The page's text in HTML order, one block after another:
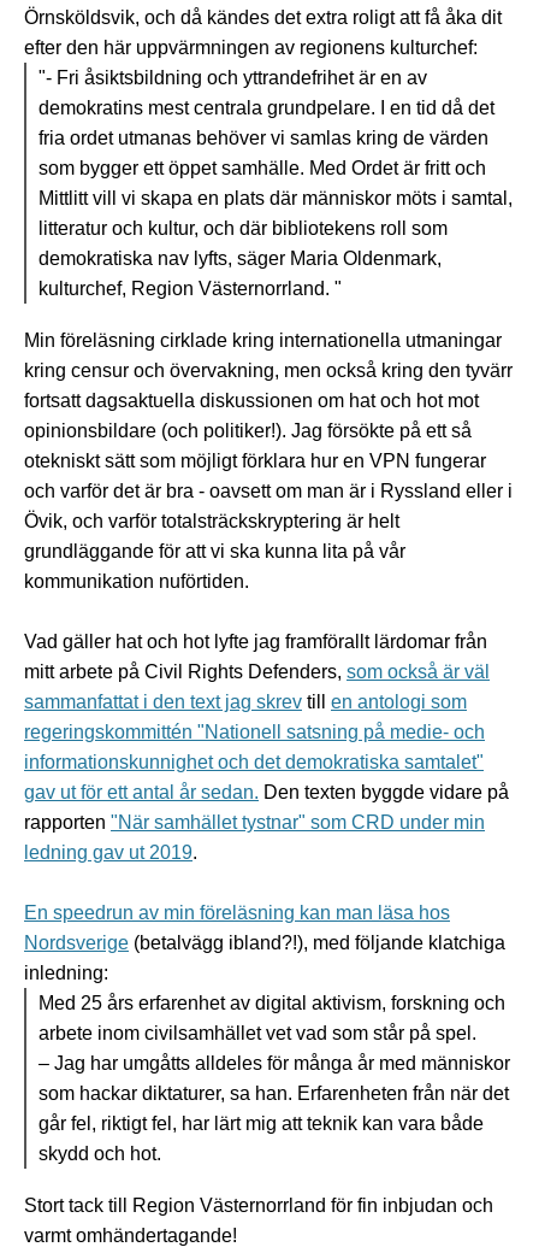
Örnsköldsvik, och då kändes det extra roligt att få åka dit
efter den här uppvärmningen av regionens kulturchef:
"- Fri åsiktsbildning och yttrandefrihet är en av
demokratins mest centrala grundpelare. I en tid då det
fria ordet utmanas behöver vi samlas kring de värden
som bygger ett öppet samhälle. Med Ordet är fritt och
Mittlitt vill vi skapa en plats där människor möts i samtal,
litteratur och kultur, och där bibliotekens roll som
demokratiska nav lyfts, säger Maria Oldenmark,
kulturchef, Region Västernorrland. "
Min föreläsning cirklade kring internationella utmaningar
kring censur och övervakning, men också kring den tyvärr
fortsatt dagsaktuella diskussionen om hat och hot mot
opinionsbildare (och politiker!). Jag försökte på ett så
otekniskt sätt som möjligt förklara hur en VPN fungerar
och varför det är bra - oavsett om man är i Ryssland eller i
Övik, och varför totalsträckskryptering är helt
grundläggande för att vi ska kunna lita på vår
kommunikation nuförtiden.
Vad gäller hat och hot lyfte jag framförallt lärdomar från
mitt arbete på Civil Rights Defenders, som också är väl
sammanfattat i den text jag skrev till en antologi som
regeringskommittén "Nationell satsning på medie- och
informationskunnighet och det demokratiska samtalet"
gav ut för ett antal år sedan. Den texten byggde vidare på
rapporten "När samhället tystnar" som CRD under min
ledning gav ut 2019.
En speedrun av min föreläsning kan man läsa hos
Nordsverige (betalvägg ibland?!), med följande klatchiga
inledning:
Med 25 års erfarenhet av digital aktivism, forskning och
arbete inom civilsamhället vet vad som står på spel.
– Jag har umgåtts alldeles för många år med människor
som hackar diktaturer, sa han. Erfarenheten från när det
går fel, riktigt fel, har lärt mig att teknik kan vara både
skydd och hot.
Stort tack till Region Västernorrland för fin inbjudan och
varmt omhändertagande!